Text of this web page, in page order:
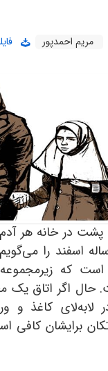
مریم احمدپور
در خانه هر آدم
اسفند را
که زیرمجموعه
حال اگر اتاق یک
لابه‌لای کاغذ و
برایشان کافی